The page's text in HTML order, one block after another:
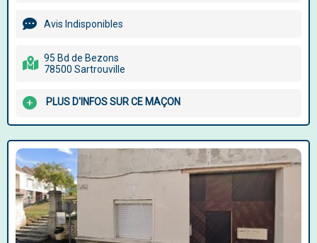
Avis Indisponibles
95 Bd de Bezons
78500 Sartrouville
PLUS D'INFOS SUR CE MAÇON